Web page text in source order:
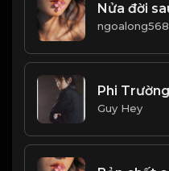
ngoalong568
Guy Hey